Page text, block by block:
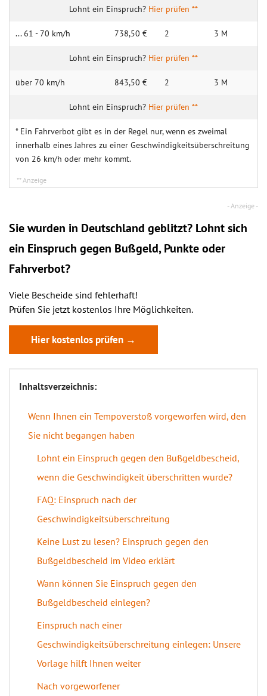
Hier prüfen **
... 61 - 70 km/h 738,50 € 2 3 M
Hier prüfen **
über 70 km/h 843,50 € 2 3 M
Hier prüfen **
* Ein Fahrverbot gibt es in der Regel nur, wenn es zweimal
innerhalb eines Jahres zu einer Geschwindigkeitsüberschreitung
von 26 km/h oder mehr kommt.
Sie wurden in Deutschland geblitzt? Lohnt sich
ein Einspruch gegen Bußgeld, Punkte oder
Fahrverbot?
Viele Bescheide sind fehlerhaft!
Prüfen Sie jetzt kostenlos Ihre Möglichkeiten.
Hier kostenlos prüfen →
Inhaltsverzeichnis:
Wenn Ihnen ein Tempoverstoß vorgeworfen wird, den
Sie nicht begangen haben
Lohnt ein Einspruch gegen den Bußgeldbescheid,
wenn die Geschwindigkeit überschritten wurde?
FAQ: Einspruch nach der
Geschwindigkeitsüberschreitung
Keine Lust zu lesen? Einspruch gegen den
Bußgeldbescheid im Video erklärt
Wann können Sie Einspruch gegen den
Bußgeldbescheid einlegen?
Einspruch nach einer
Geschwindigkeitsüberschreitung einlegen: Unsere
Vorlage hilft Ihnen weiter
Nach vorgeworfener